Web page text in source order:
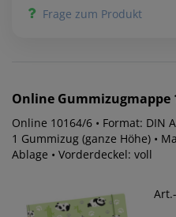
Frage zum Produkt
Online Gummizugmappe
Online 10164/6 • Format: DIN
1 Gummizug (ganze Höhe) •
Ablage • Vorderdeckel: voll